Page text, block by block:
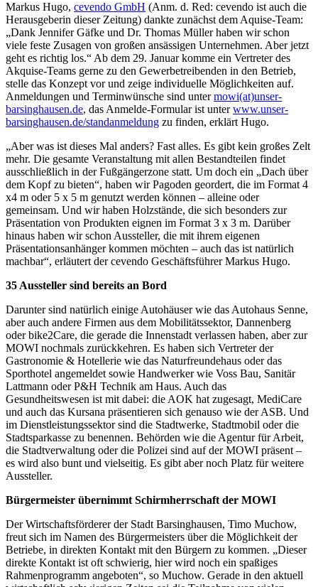
Markus Hugo, cevendo GmbH (Anm. d. Red: cevendo ist auch die
Herausgeberin dieser Zeitung) dankte zunächst dem Aquise-Team:
„Dank Jennifer Gäfke und Dr. Thomas Müller haben wir schon
viele feste Zusagen von großen ansässigen Unternehmen. Aber jetzt
geht es richtig los.“ Ab dem 29. Januar komme ein Vertreter des
Akquise-Teams gerne zu den Gewerbetreibenden in den Betrieb,
stelle das Konzept vor und zeige individuelle Möglichkeiten auf.
Anmeldungen und Terminwünsche sind untermowi(at)unser-
barsinghausen.de, das Anmelde-Formular ist unterwww.unser-
barsinghausen.de/standanmeldung zu finden, erklärt Hugo.
„Aber was ist dieses Mal anders? Fast alles. Es gibt kein großes Zelt
mehr. Die gesamte Veranstaltung mit allen Bestandteilen findet
ausschließlich in der Fußgängerzone statt. Um doch ein „Dach über
dem Kopf zu bieten“, haben wir Pagoden geordert, die im Format 4
x4 m oder 5 x 5 m genutzt werden können – alleine oder
gemeinsam. Und wir haben Holzstände, die sich besonders zur
Präsentation von Produkten eignen im Format 3 x 3 m. Darüber
hinaus haben wir schon Aussteller, die mit ihrem eigenen
Präsentationsanhänger kommen möchten – auch das ist natürlich
machbar“, erläutert der cevendo Geschäftsführer Markus Hugo.
35 Aussteller sind bereits an Bord
Darunter sind natürlich einige Autohäuser wie das Autohaus Senne,
aber auch andere Firmen aus dem Mobilitätssektor, Dannenberg
oder bike2Care, die gerade die Innenstadt verlassen haben, aber zur
MOWI nochmals zurückkehren. Es haben sich Vertreter der
Gastronomie & Hotellerie wie das Naturfreundehaus oder das
Sporthotel angemeldet sowie Handwerker wie Voss Bau, Sanitär
Lattmann oder P&H Technik am Haus. Auch das
Gesundheitswesen ist mit dabei: die AOK hat zugesagt, MediCare
und auch das Kursana präsentieren sich genauso wie der ASB. Und
im Dienstleistungssektor sind die Stadtwerke, Stadtmobil oder die
Stadtsparkasse zu benennen. Behörden wie die Agentur für Arbeit,
die Stadtverwaltung oder die Polizei sind auf der MOWI präsent –
es wird also bunt und vielseitig. Es gibt aber noch Platz für weitere
Aussteller.
Bürgermeister übernimmt Schirmherrschaft der MOWI
Der Wirtschaftsförderer der Stadt Barsinghausen, Timo Muchow,
freut sich im Namen des Bürgermeisters über die Möglichkeit der
Betriebe, in direkten Kontakt mit den Bürgern zu kommen. „Dieser
direkte Kontakt ist oft schwierig, hier wird noch ein spaßiges
Rahmenprogramm angeboten“, so Muchow. Gerade in den aktuell